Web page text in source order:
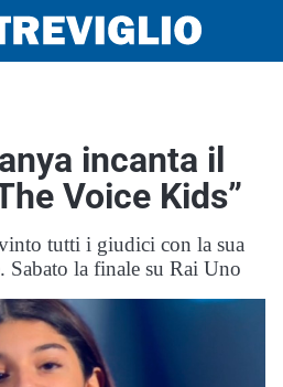
incanta il
Voice Kids”
tutti i giudici con la sua
la finale su Rai Uno